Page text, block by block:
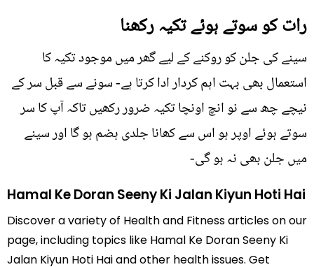
رات کو سوتے ہوئے تکیہ رکھنا
سینے کی جلن کو روکنے کے لیے گھر میں موجود تکیہ کا
استعمال بھی بہت اہم کردار ادا کرتا ہے- سونے سے قبل سر کے
نیچے چھ سے نو انچ اونچا تکیہ ضرور رکھیں تاکہ آپ کا سر
سوتے ہوئے اوپر ہو اس سے کھانا جلدی ہضم ہو گا اور سینے
میں جلن بھی نہ ہو گی-
Hamal Ke Doran Seeny Ki Jalan Kiyun Hoti Hai
Discover a variety of Health and Fitness articles on our
page, including topics like Hamal Ke Doran Seeny Ki
Jalan Kiyun Hoti Hai and other health issues. Get